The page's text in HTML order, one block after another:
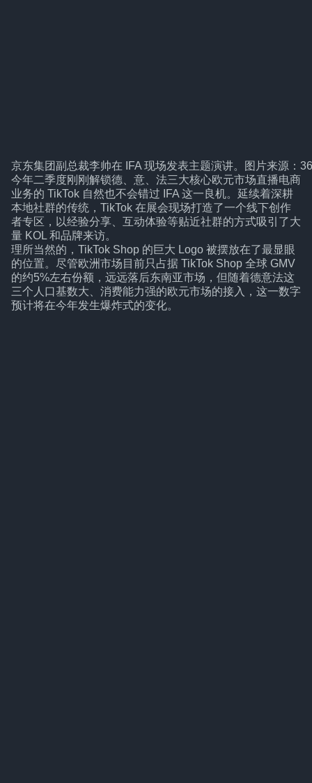
京东集团副总裁李帅在 IFA 现场发表主题演讲。图片来源：
今年二季度刚刚解锁德、意、法三大核心欧元市场直播电商
业务的 TikTok 自然也不会错过 IFA 这一良机。延续着深耕
本地社群的传统，TikTok 在展会现场打造了一个线下创作
者专区，以经验分享、互动体验等贴近社群的方式吸引了大
量 KOL 和品牌来访。
理所当然的，TikTok Shop 的巨大 Logo 被摆放在了最显眼
的位置。尽管欧洲市场目前只占据 TikTok Shop 全球 GMV
的约5%左右份额，远远落后东南亚市场，但随着德意法这
三个人口基数大、消费能力强的欧元市场的接入，这一数字
预计将在今年发生爆炸式的变化。